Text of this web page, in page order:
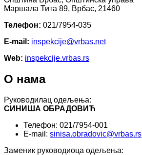
Маршала Тита 89, Врбас, 21460
Телефон: 021/7954-035
E-mail: inspekcijе@vrbas.net
Web: inspekcije.vrbas.rs
О нама
Руководилац одељења:
СИНИША ОБРАДОВИЋ
Телефон: 021/7954-001
E-mail: sinisa.obradovic@vrbas.rs
Заменик руководиоца одељења: